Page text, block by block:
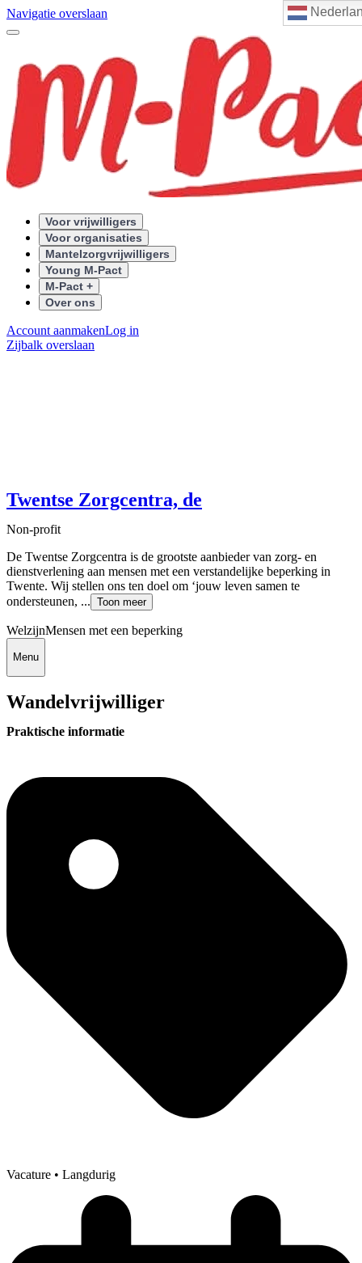
Navigatie overslaan
Voor vrijwilligers
Voor organisaties
Mantelzorgvrijwilligers
Young M-Pact
M-Pact +
Over ons
Account aanmakenLog in
Zijbalk overslaan
Twentse Zorgcentra, de
Non-profit
De Twentse Zorgcentra is de grootste aanbieder van zorg- en
dienstverlening aan mensen met een verstandelijke beperking in
Twente. Wij stellen ons ten doel om ‘jouw leven samen te
ondersteunen, ... Toon meer
WelzijnMensen met een beperking
Menu
Wandelvrijwilliger
Praktische informatie
Vacature • Langdurig